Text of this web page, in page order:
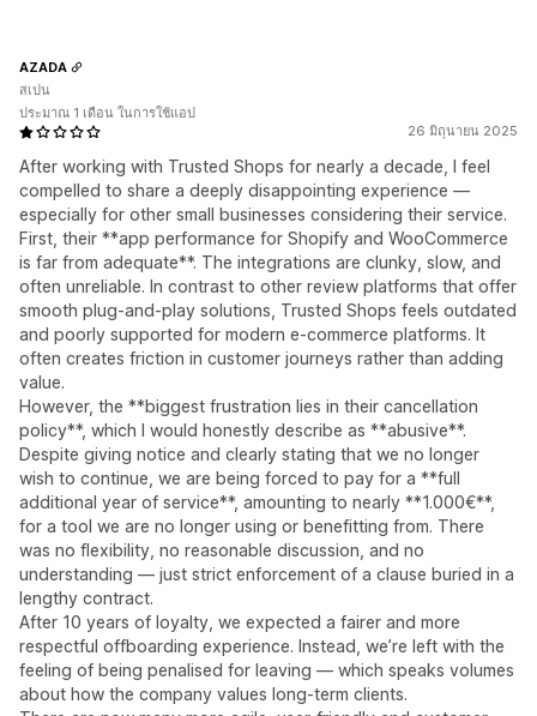
26 มิถุนายน 2025
After working with Trusted Shops for nearly a decade, I feel
compelled to share a deeply disappointing experience —
especially for other small businesses considering their service.
First, their **app performance for Shopify and WooCommerce
is far from adequate**. The integrations are clunky, slow, and
often unreliable. In contrast to other review platforms that offer
smooth plug-and-play solutions, Trusted Shops feels outdated
and poorly supported for modern e-commerce platforms. It
often creates friction in customer journeys rather than adding
value.
However, the **biggest frustration lies in their cancellation
policy**, which I would honestly describe as **abusive**.
Despite giving notice and clearly stating that we no longer
wish to continue, we are being forced to pay for a **full
additional year of service**, amounting to nearly **1.000€**,
for a tool we are no longer using or benefitting from. There
was no flexibility, no reasonable discussion, and no
understanding — just strict enforcement of a clause buried in a
lengthy contract.
After 10 years of loyalty, we expected a fairer and more
respectful offboarding experience. Instead, we’re left with the
feeling of being penalised for leaving — which speaks volumes
about how the company values long-term clients.
AZADA
สเปน
ประมาณ 1 เดือน ในการใช้แอป